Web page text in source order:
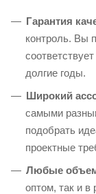
Гарантия
контроль. Вы
долгие годы.
Широкий
самыми
подобрать
проектные
Любые
оптом, так и в